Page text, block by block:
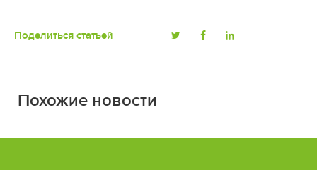
Поделиться статьей
Похожие новости